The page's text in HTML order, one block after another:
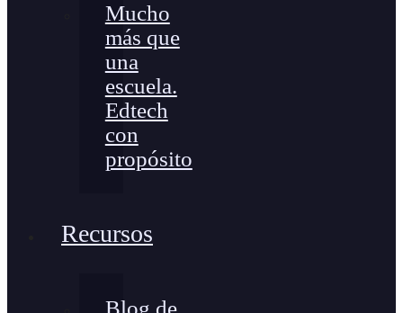
Mucho
más que
una
escuela.
Edtech
con
propósito
Recursos
Blog de